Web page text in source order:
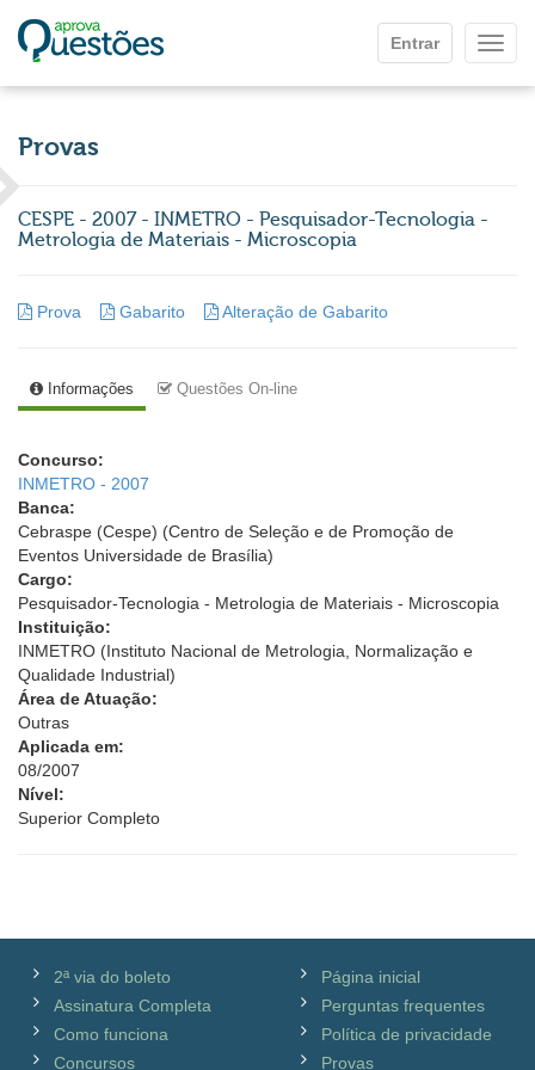
Entrar
Provas
CESPE - 2007 - INMETRO - Pesquisador-Tecnologia -
Metrologia de Materiais - Microscopia
Prova Gabarito Alteração de Gabarito
Informações Questões On-line
Concurso:
INMETRO - 2007
Banca:
Cebraspe (Cespe) (Centro de Seleção e de Promoção de
Eventos Universidade de Brasília)
Cargo:
Pesquisador-Tecnologia - Metrologia de Materiais - Microscopia
Instituição:
INMETRO (Instituto Nacional de Metrologia, Normalização e
Qualidade Industrial)
Área de Atuação:
Outras
Aplicada em:
08/2007
Nível:
Superior Completo
2ª via do boleto
Assinatura Completa
Como funciona
Concursos
Página inicial
Perguntas frequentes
Política de privacidade
Provas